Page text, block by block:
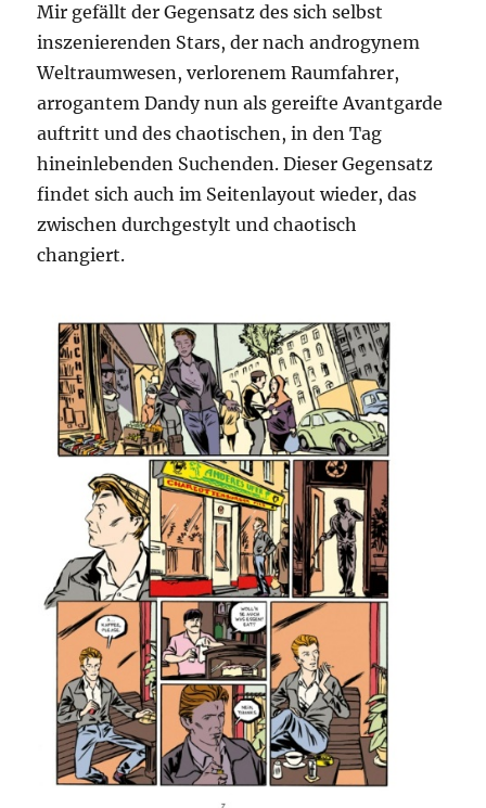
Mir gefällt der Gegensatz des sich selbst
inszenierenden Stars, der nach androgynem
Weltraumwesen, verlorenem Raumfahrer,
arrogantem Dandy nun als gereifte Avantgarde
auftritt und des chaotischen, in den Tag
hineinlebenden Suchenden. Dieser Gegensatz
findet sich auch im Seitenlayout wieder, das
zwischen durchgestylt und chaotisch
changiert.